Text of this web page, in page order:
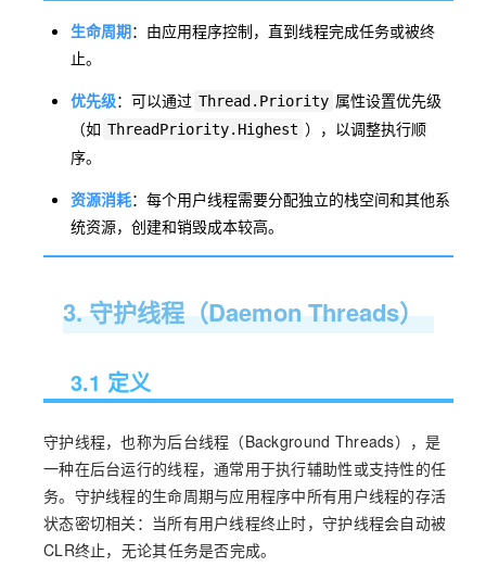
生命周期：由应用程序控制，直到线程完成任务或被终
止。
优先级：可以通过 Thread.Priority 属性设置优先级
（如 ThreadPriority.Highest ），以调整执行顺
序。
资源消耗：每个用户线程需要分配独立的栈空间和其他系
统资源，创建和销毁成本较高。
3. 守护线程（Daemon Threads）
3.1 定义
守护线程，也称为后台线程（Background Threads），是
一种在后台运行的线程，通常用于执行辅助性或支持性的任
务。守护线程的生命周期与应用程序中所有用户线程的存活
状态密切相关：当所有用户线程终止时，守护线程会自动被
CLR终止，无论其任务是否完成。